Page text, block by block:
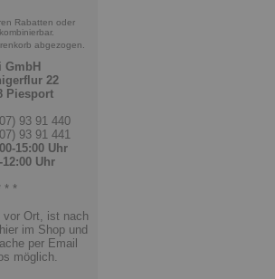
Rabatten oder
abgezogen.
GmbH
22
Piesport
93 91 440
93 91 441
15:00 Uhr
12:00 Uhr
* *
vor Ort, ist nach
im Shop und
per Email
möglich.